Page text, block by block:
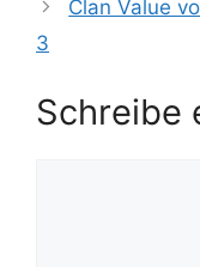
Clan Value
3
Schreibe